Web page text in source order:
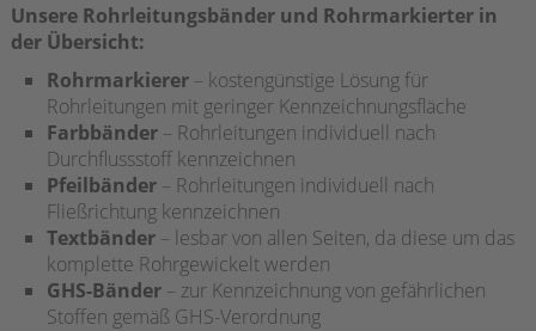
Unsere Rohrleitungsbänder und Rohrmarkierter in
der Übersicht:
Rohrmarkierer – kostengünstige Lösung für
Rohrleitungen mit geringer Kennzeichnungsfläche
Farbbänder – Rohrleitungen individuell nach
Durchflussstoff kennzeichnen
Pfeilbänder – Rohrleitungen individuell nach
Fließrichtung kennzeichnen
Textbänder – lesbar von allen Seiten, da diese um das
komplette Rohrgewickelt werden
GHS-Bänder – zur Kennzeichnung von gefährlichen
Stoffen gemäß GHS-Verordnung